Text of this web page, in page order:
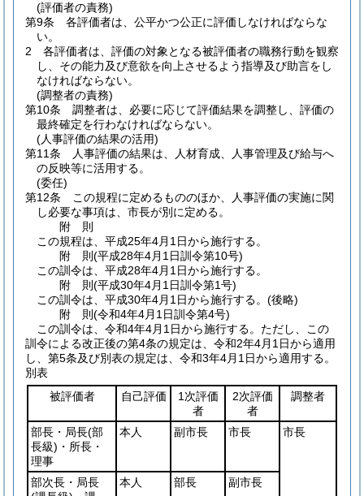
(評価者の責務)
第9条
各評価者は、公平かつ公正に評価しなければならな
い。
2
各評価者は、評価の対象となる被評価者の職務行動を観察
し、その能力及び意欲を向上させるよう指導及び助言をし
なければならない。
(調整者の責務)
第10条
調整者は、必要に応じて評価結果を調整し、評価の
最終確定を行わなければならない。
(人事評価の結果の活用)
第11条
人事評価の結果は、人材育成、人事管理及び給与へ
の反映等に活用する。
(委任)
第12条
この規程に定めるもののほか、人事評価の実施に関
し必要な事項は、市長が別に定める。
附 則
この規程は、平成25年4月1日から施行する。
附 則(平成28年4月1日訓令第10号)
この訓令は、平成28年4月1日から施行する。
附 則(平成30年4月1日訓令第1号)
この訓令は、平成30年4月1日から施行する。 (後略)
附 則(令和4年4月1日訓令第4号)
この訓令は、令和4年4月1日から施行する。 ただし、この
訓令による改正後の第4条の規定は、令和2年4月1日から適用
し、第5条及び別表の規定は、令和3年4月1日から適用する。
別表
被評価者
自己評価
1次評価
者
2次評価
者
調整者
部長・局長(部
長級) ・所長・
理事
本人 副市長 市長 市長
部次長・局長
本人 部長 副市長